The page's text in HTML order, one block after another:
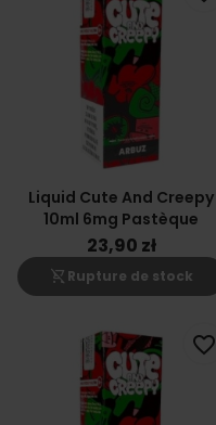
Liquid Cute And Creepy
10ml 6mg Pastèque
23,90 zł
shopping_cart_off Rupture de stock
favorite_border